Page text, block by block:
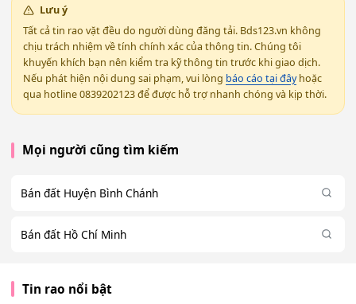
Lưu ý
Tất cả tin rao vặt đều do người dùng đăng tải. Bds123.vn không
chịu trách nhiệm về tính chính xác của thông tin. Chúng tôi
khuyến khích bạn nên kiểm tra kỹ thông tin trước khi giao dịch.
Nếu phát hiện nội dung sai phạm, vui lòng báo cáo tại đâyhoặc
qua hotline 0839202123 để được hỗ trợ nhanh chóng và kịp thời.
Mọi người cũng tìm kiếm
Bán đất Huyện Bình Chánh
Bán đất Hồ Chí Minh
Tin rao nổi bật